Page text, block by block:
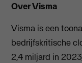
Over Visma
Visma is een
bedrijfskritische
2,4 miljard in